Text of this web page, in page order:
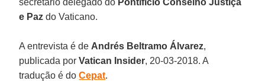
e Paz do Vaticano.
A entrevista é de Andrés Beltramo Álvarez,
publicada porVatican Insider, 20-03-2018. A
tradução é doCepat.